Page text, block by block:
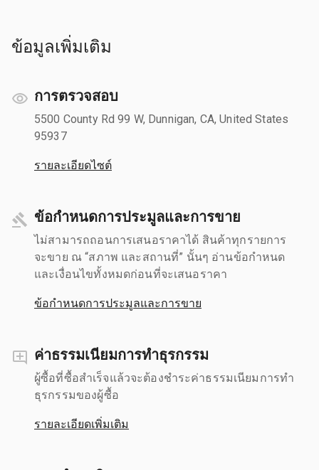
ข้อมูลเพิ่มเติม
การตรวจสอบ
5500 County Rd 99 W, Dunnigan, CA, United States
95937
รายละเอียดไซต์
ข้อกำหนดการประมูลและการขาย
ไม่สามารถถอนการเสนอราคาได้ สินค้าทุกรายการ
จะขาย ณ “สภาพ และสถานที่” นั้นๆ อ่านข้อกำหนด
และเงื่อนไขทั้งหมดก่อนที่จะเสนอราคา
ข้อกำหนดการประมูลและการขาย
ค่าธรรมเนียมการทำธุรกรรม
ผู้ซื้อที่ซื้อสำเร็จแล้วจะต้องชำระค่าธรรมเนียมการทำ
ธุรกรรมของผู้ซื้อ
รายละเอียดเพิ่มเติม